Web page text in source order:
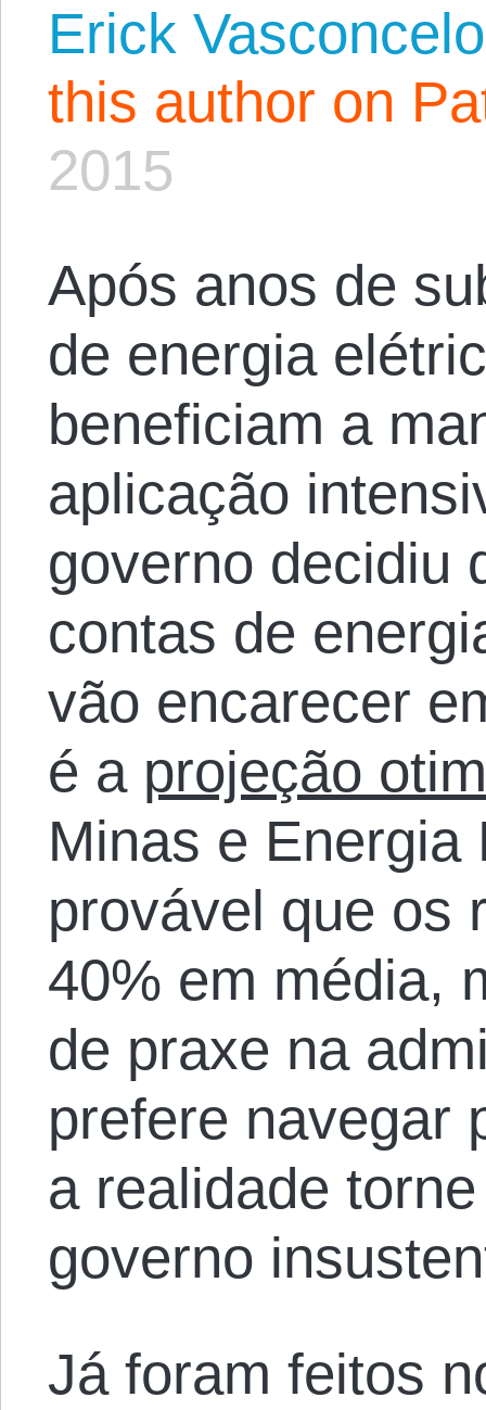
Erick
this author on
2015
Após anos de
de energia
beneficiam a
aplicação
governo decidiu
contas de
vão encarecer
é a projeção
Minas e Energia
provável que os
40% em média,
de praxe na
prefere navegar
a realidade
governo
Já foram feitos